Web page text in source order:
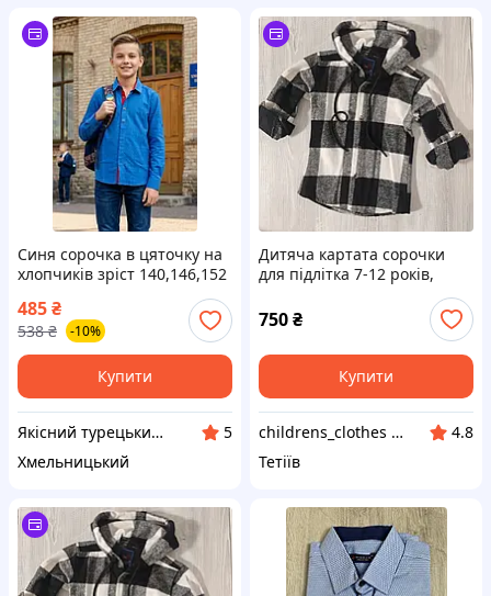
Синя сорочка в цяточку на
хлопчиків зріст 140,146,152
485₴
538 ₴ -10%
Купити
Якісний турецький підлітковий та дитячий одяг
5
Хмельницький
Дитяча картата сорочки
для підлітка 7-12 років,
чорно-біла, з капюшоном.
750₴
Купити
childrens_clothes & shoes
4.8
Тетіїв